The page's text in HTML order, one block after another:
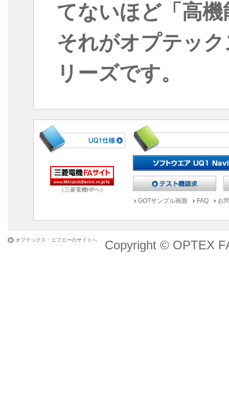
てないほど「高
それがオプテッ
リーズです。
GOTサンプル画面 FAQ お
（三菱電機HPへ）
オプテックス・エフエーのサイトへ Copyright © OPTEX